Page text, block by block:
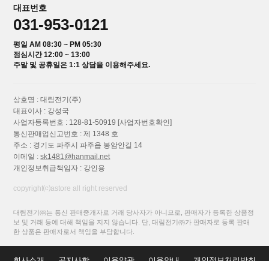
대표번호
031-953-0121
평일 AM 08:30 ~ PM 05:30
점심시간 12:00 ~ 13:00
주말 및 공휴일은 1:1 상담을 이용해주세요.
상호명 : 대림전기(주)
대표이사 : 강성국
사업자등록번호 : 128-81-50919 [사업자번호확인]
통신판매업신고번호 : 제 1348 호
주소 : 경기도 파주시 파주읍 봉암안길 14
이메일 :sk1481@hanmail.net
개인정보취급책임자 : 강인용
copyright⒞astore all right reserved
대림전기㈜는 통신 판매중개자로 거래 당사자가 아니므로, 판매자가 등록한 상품정
보 및 거래 등에 대해 책임을 지지 않습니다. 단, 대림전기㈜가 판매자로 등록 판매
한 상품은 판매자로서 책임을 부담합니다.